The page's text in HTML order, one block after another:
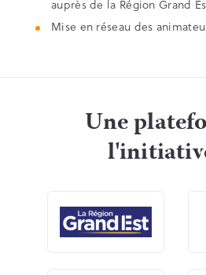
auprès de la Région Grand
Mise en réseau des
Une